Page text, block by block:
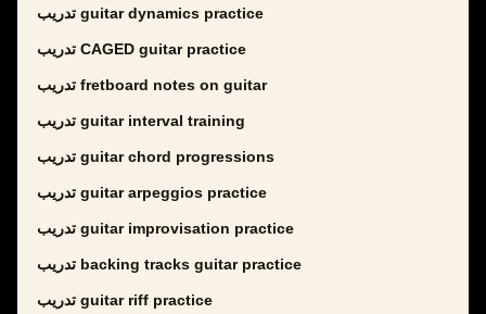
تدريب guitar dynamics practice
تدريب CAGED guitar practice
تدريب fretboard notes on guitar
تدريب guitar interval training
تدريب guitar chord progressions
تدريب guitar arpeggios practice
تدريب guitar improvisation practice
تدريب backing tracks guitar practice
تدريب guitar riff practice